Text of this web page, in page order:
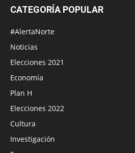
CATEGORÍA POPULAR
#AlertaNorte
Noticias
Elecciones 2021
Economía
Plan H
Elecciones 2022
Cultura
Investigación